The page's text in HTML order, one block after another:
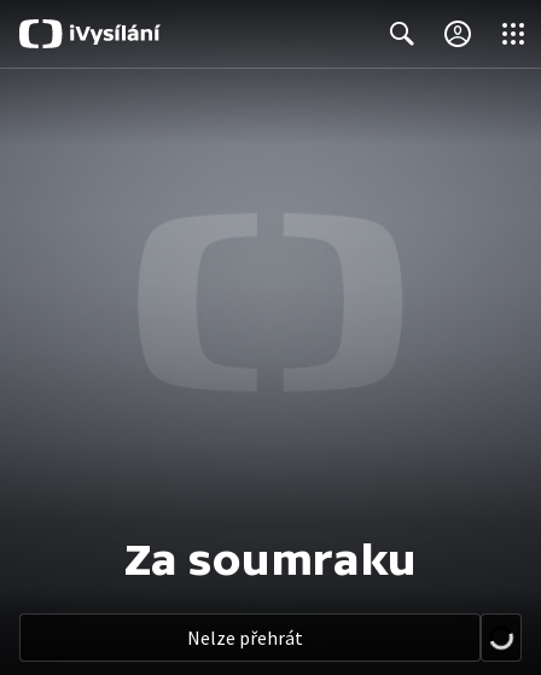
Za soumraku
Nelze přehrát